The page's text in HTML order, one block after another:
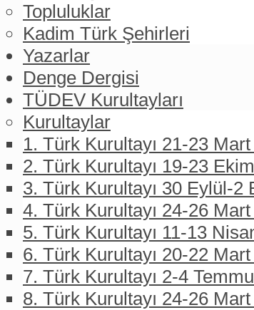
Topluluklar
Kadim Türk Şehirleri
Yazarlar
Denge Dergisi
TÜDEV Kurultayları
Kurultaylar
1. Türk Kurultayı 21-23
2. Türk Kurultayı 19-23
3. Türk Kurultayı 30 Eylül-2
4. Türk Kurultayı 24-26
5. Türk Kurultayı 11-13
6. Türk Kurultayı 20-22
7. Türk Kurultayı 2-4
8. Türk Kurultayı 24-26